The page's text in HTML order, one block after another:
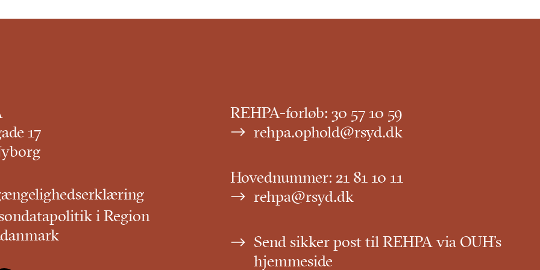
17
i Region
REHPA-forløb: 30 57 10 59
rehpa.ophold@rsyd.dk
Hovednummer: 21 81 10 11
rehpa@rsyd.dk
Send sikker post til REHPA via OUH’s
hjemmeside